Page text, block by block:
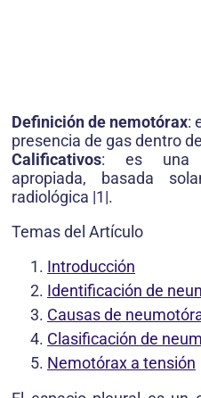
Definición de nemotórax:
presencia de gas dentro
Calificativos: es una
apropiada, basada
radiológica |1|.
Temas del Artículo
Introducción
Identificación de
Causas de
Clasificación de
Nemotórax a tensión